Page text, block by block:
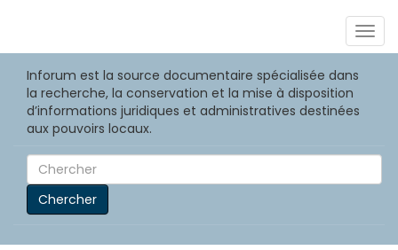
Inforum est la source documentaire spécialisée dans
la recherche, la conservation et la mise à disposition
d’informations juridiques et administratives destinées
aux pouvoirs locaux.
Chercher